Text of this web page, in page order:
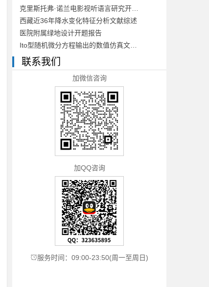
西藏近36年降水变化特征分析文献综述
医院附属绿地设计开题报告
联系我们
加微信咨询
加QQ咨询
服务时间：09:00-23:50(周一至周日)